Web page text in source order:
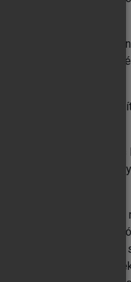
eligazítást nyújt a
és a geriátria iránt
felkészülés
amihez végre Székács
könyv,
Klinikáján
specialistája.
volt. Az 1990-es